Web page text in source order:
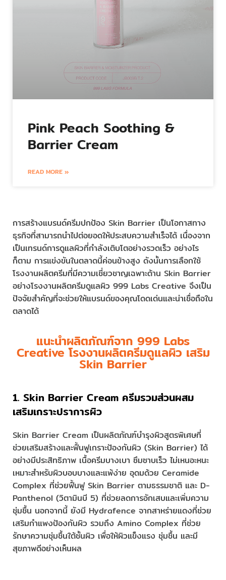
Pink Peach Soothing &
Barrier Cream
READ MORE »
การสร้างแบรนด์ครีมปกป้อง Skin Barrier เป็นโอกาสทาง
ธุรกิจที่สามารถนำไปต่อยอดให้ประสบความสำเร็จได้ เนื่องจาก
เป็นเทรนด์การดูแลผิวที่กำลังเติบโตอย่างรวดเร็ว อย่างไร
ก็ตาม การแข่งขันในตลาดนี้ค่อนข้างสูง ดังนั้นการเลือกใช้
โรงงานผลิตครีมที่มีความเชี่ยวชาญเฉพาะด้าน Skin Barrier
อย่างโรงงานผลิตครีมดูแลผิว 999 Labs Creative จึงเป็น
ปัจจัยสำคัญที่จะช่วยให้แบรนด์ของคุณโดดเด่นและน่าเชื่อถือใน
ตลาดได้
แนะนำผลิตภัณฑ์จาก 999 Labs
Creative โรงงานผลิตครีมดูแลผิว เสริม
Skin Barrier
1. Skin Barrier Cream ครีมรวมส่วนผสม
เสริมเกราะปราการผิว
Skin Barrier Cream เป็นผลิตภัณฑ์บำรุงผิวสูตรพิเศษที่
ช่วยเสริมสร้างและฟื้นฟูเกราะป้องกันผิว (Skin Barrier) ได้
อย่างมีประสิทธิภาพ เนื้อครีมบางเบา ซึมซาบเร็ว ไม่เหนอะหนะ
เหมาะสำหรับผิวบอบบางและแพ้ง่าย อุดมด้วย Ceramide
Complex ที่ช่วยฟื้นฟู Skin Barrier ตามธรรมชาติ และ D-
Panthenol (วิตามินบี 5) ที่ช่วยลดการอักเสบและเพิ่มความ
ชุ่มชื้น นอกจากนี้ ยังมี Hydrafence จากสาหร่ายแดงที่ช่วย
เสริมกำแพงป้องกันผิว รวมถึง Amino Complex ที่ช่วย
รักษาความชุ่มชื้นใต้ชั้นผิว เพื่อให้ผิวแข็งแรง ชุ่มชื้น และมี
สุขภาพดีอย่างเห็นผล